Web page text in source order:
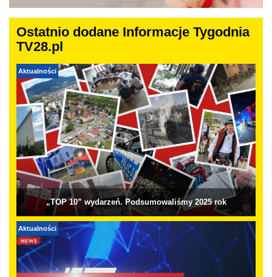
Ostatnio dodane Informacje Tygodnia
TV28.pl
Aktualności
„TOP 10” wydarzeń. Podsumowaliśmy 2025 rok
Aktualności